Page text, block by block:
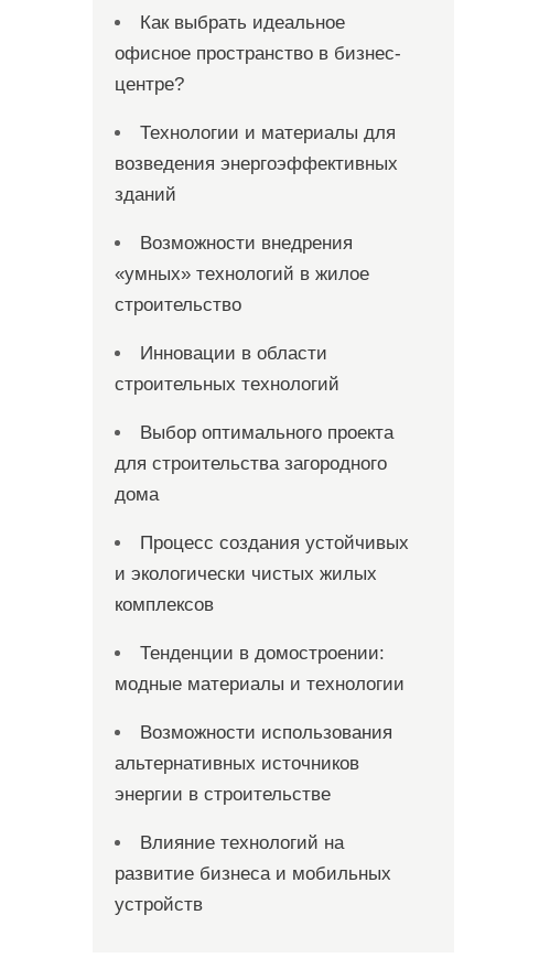
Как выбрать идеальное
офисное пространство в бизнес-
центре?
Технологии и материалы для
возведения энергоэффективных
зданий
Возможности внедрения
«умных» технологий в жилое
строительство
Инновации в области
строительных технологий
Выбор оптимального проекта
для строительства загородного
дома
Процесс создания устойчивых
и экологически чистых жилых
комплексов
Тенденции в домостроении:
модные материалы и технологии
Возможности использования
альтернативных источников
энергии в строительстве
Влияние технологий на
развитие бизнеса и мобильных
устройств